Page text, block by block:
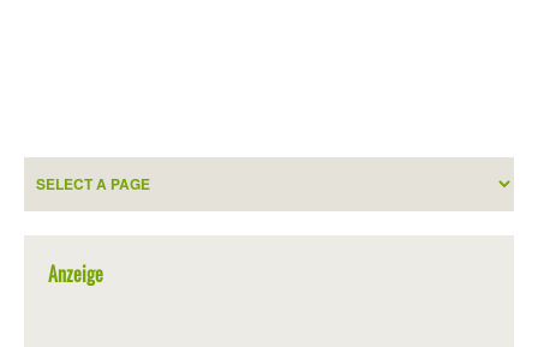
Anzeige